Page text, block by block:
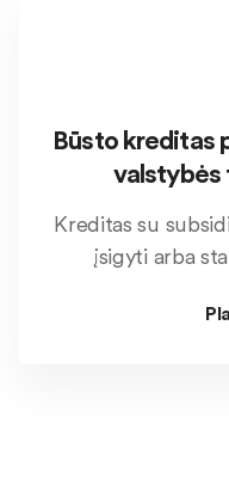
Būsto kreditas
valstybės
Kreditas su
įsigyti arba